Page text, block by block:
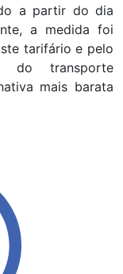
a partir do dia
a medida foi
tarifário e pelo
do transporte
mais barata